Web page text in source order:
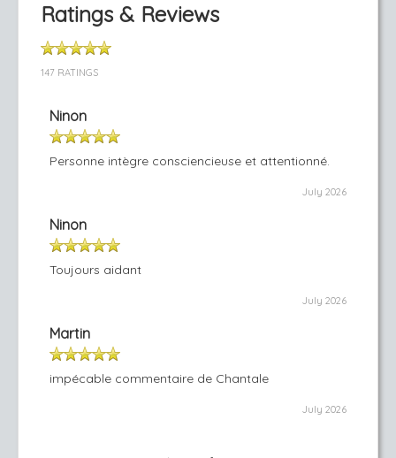
Ratings & Reviews
147 RATINGS
Ninon
Personne intègre consciencieuse et attentionné.
July 2026
Ninon
Toujours aidant
July 2026
Martin
impécable commentaire de Chantale
July 2026